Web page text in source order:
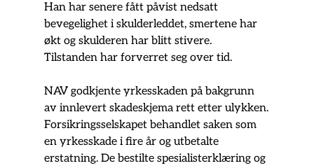
Han har senere fått påvist nedsatt
bevegelighet i skulderleddet, smertene har
økt og skulderen har blitt stivere.
Tilstanden har forverret seg over tid.
NAV godkjente yrkesskaden på bakgrunn
av innlevert skadeskjema rett etter ulykken.
Forsikringsselskapet behandlet saken som
en yrkesskade i fire år og utbetalte
erstatning. De bestilte spesialisterklæring og